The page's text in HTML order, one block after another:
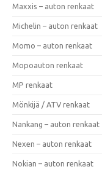
Maxxis – auton renkaat
Michelin – auton renkaat
Momo – auton renkaat
Mopoauton renkaat
MP renkaat
Mönkijä / ATV renkaat
Nankang – auton renkaat
Nexen – auton renkaat
Nokian – auton renkaat